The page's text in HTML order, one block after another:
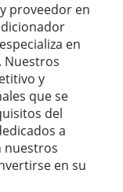
proveedor en
en
Nuestros
y
que se
del
a
nuestros
en su